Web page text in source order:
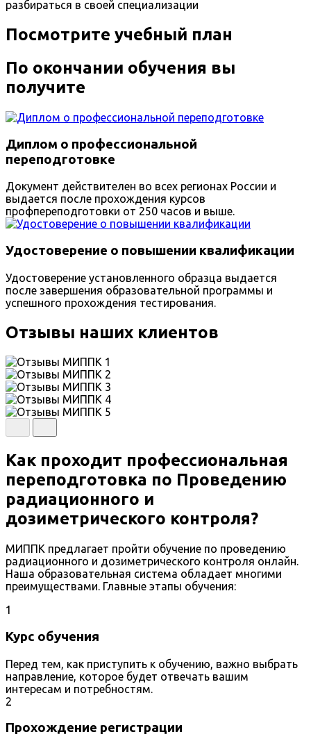
разбираться в своей специализации
Посмотрите учебный план
По окончании обучения вы
получите
Диплом о профессиональной
переподготовке
Документ действителен во всех регионах России и
выдается после прохождения курсов
профпереподготовки от 250 часов и выше.
Удостоверение о повышении квалификации
Удостоверение установленного образца выдается
после завершения образовательной программы и
успешного прохождения тестирования.
Отзывы наших клиентов
Как проходит профессиональная
переподготовка по Проведению
радиационного и
дозиметрического контроля?
МИППК предлагает пройти обучение по проведению
радиационного и дозиметрического контроля онлайн.
Наша образовательная система обладает многими
преимуществами. Главные этапы обучения:
1
Курс обучения
Перед тем, как приступить к обучению, важно выбрать
направление, которое будет отвечать вашим
интересам и потребностям.
2
Прохождение регистрации